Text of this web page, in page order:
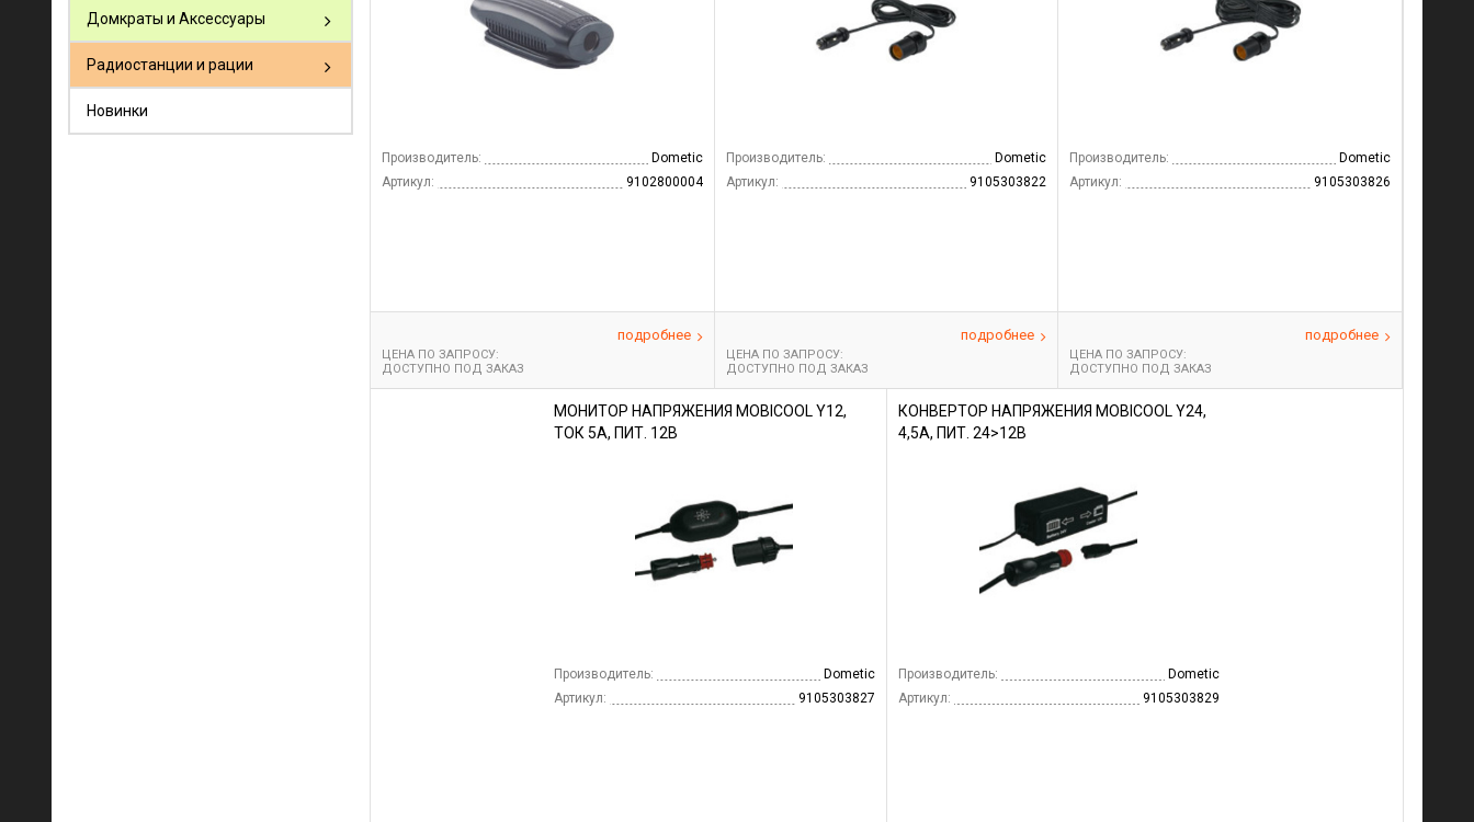
Домкраты и Аксессуары
Радиостанции и рации
Новинки
Производитель:
Dometic
Артикул:
9102800004
ЦЕНА ПО ЗАПРОСУ:
ДОСТУПНО ПОД ЗАКАЗ
подробнее
Производитель:
Dometic
Артикул:
9105303822
ЦЕНА ПО ЗАПРОСУ:
ДОСТУПНО ПОД ЗАКАЗ
подробнее
Производитель:
Dometic
Артикул:
9105303826
ЦЕНА ПО ЗАПРОСУ:
ДОСТУПНО ПОД ЗАКАЗ
подробнее
МОНИТОР НАПРЯЖЕНИЯ MOBICOOL Y12,
ТОК 5A, ПИТ. 12В
Производитель:
Dometic
Артикул:
9105303827
КОНВЕРТОР НАПРЯЖЕНИЯ MOBICOOL Y24,
4,5A, ПИТ. 24>12В
Производитель:
Dometic
Артикул:
9105303829